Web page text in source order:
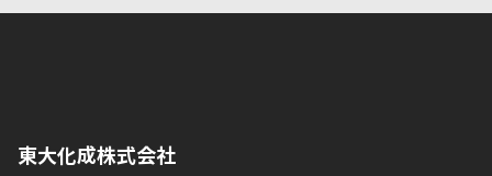
東大化成株式会社